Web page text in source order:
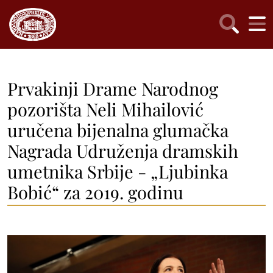
Prvakinji Drame Narodnog
pozorišta Neli Mihailović
uručena bijenalna glumačka
Nagrada Udruženja dramskih
umetnika Srbije - „Ljubinka
Bobić“ za 2019. godinu